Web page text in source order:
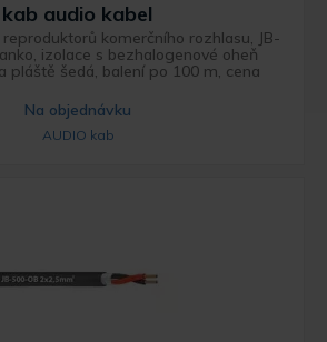
audio kabel
komerčního rozhlasu, JB-
izolace s bezhalogenové oheň
pláště šedá, balení po 100 m, cena
Na objednávku
AUDIO kab